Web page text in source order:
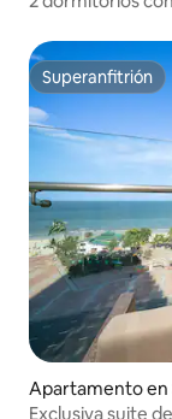
Superanfitrión
Superanfitrión
Apartamento en
Exclusiva suite